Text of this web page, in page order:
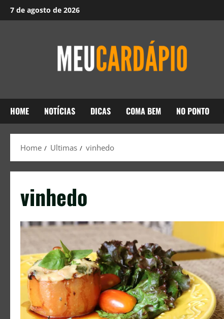
7 de agosto de 2026
HOME NOTÍCIAS DICAS COMA BEM NO PONTO
Home Ultimas vinhedo
vinhedo